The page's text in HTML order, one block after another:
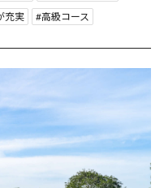
充実 高級コース